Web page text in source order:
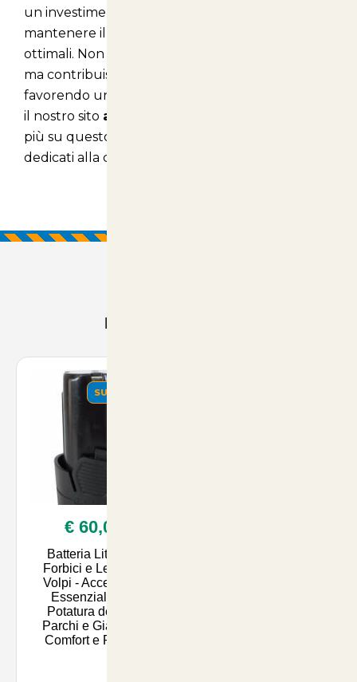
un investimento prezioso per chi desidera
mantenere il proprio spazio verde in condizioni
ottimali. Non solo migliora l’aspetto del giardino,
ma contribuisce anche alla salute delle piante,
favorendo una crescita sana e rigogliosa. Visitate
il nostro sito articolianimali.net
più su questo fantastico prodotto e altri articoli
dedicati alla cura degli animali e del verde!
Prodotti Consigliati
SUMMER
€ 60,00
Batteria Litio per
Forbici e Legatrici
Volpi - Accessorio
Essenziale per
Potatura dei tuoi
Parchi e Giardini -
Comfort e Precisi